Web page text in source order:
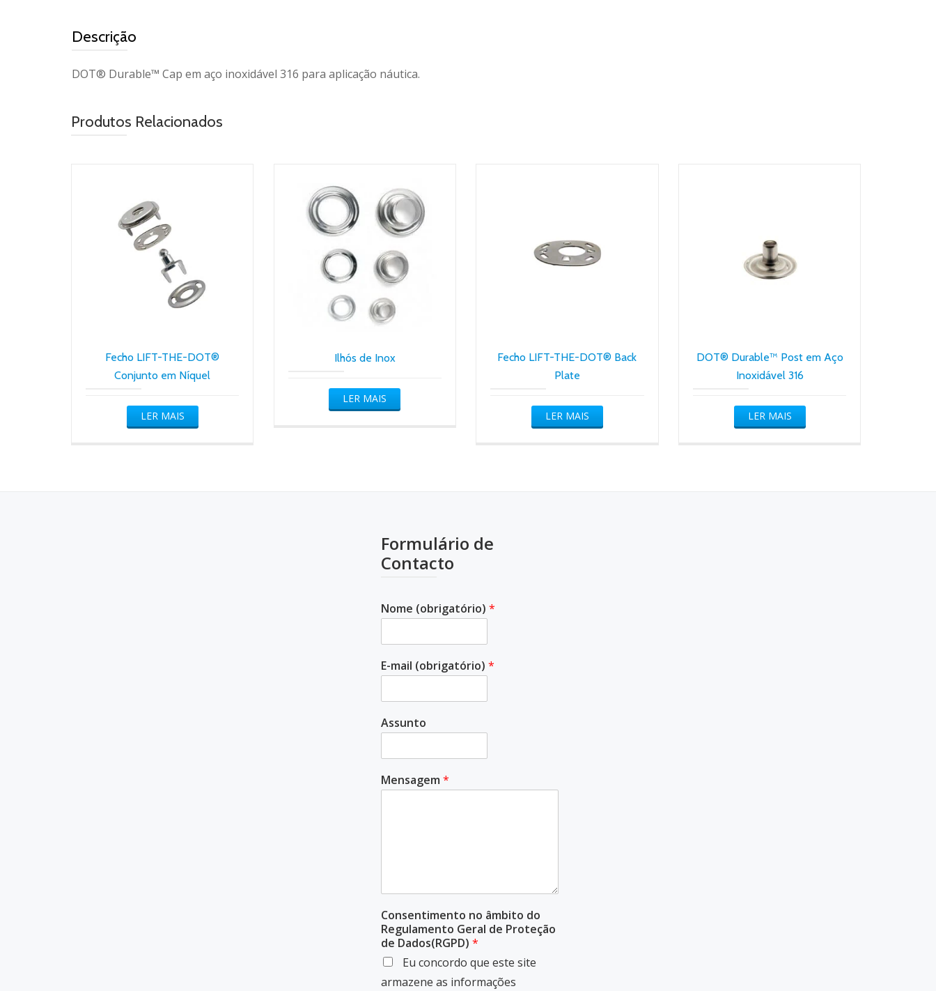
Descrição
DOT® Durable™ Cap em aço inoxidável 316 para aplicação náutica.
Produtos Relacionados
Fecho LIFT-THE-DOT®
Conjunto em Níquel
LER MAIS
Ilhós de Inox
LER MAIS
Fecho LIFT-THE-DOT® Back
Plate
LER MAIS
DOT® Durable™ Post em Aço
Inoxidável 316
LER MAIS
Formulário de
Contacto
Nome (obrigatório) *
E-mail (obrigatório) *
Assunto
Mensagem *
Consentimento no âmbito do
Regulamento Geral de Proteção
de Dados(RGPD) *
Eu concordo que este site
armazene as informações